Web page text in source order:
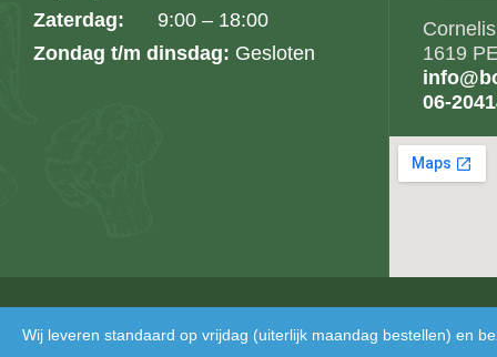
Zaterdag: 9:00 – 18:00
Zondag t/m dinsdag: Gesloten
1619
06-
Copyright © 2024 De Bosmantel. Alle rechten voorbehouden
Wij leveren standaard op vrijdag (uiterlijk maandag bestellen) en